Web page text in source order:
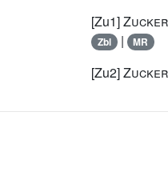
[Zu1]
Zbl | MR
[Zu2]